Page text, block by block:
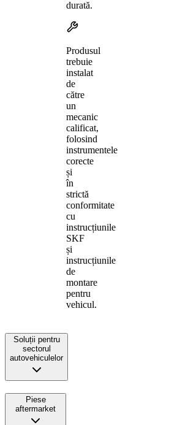
durată.
Produsul
trebuie
instalat
de
către
un
mecanic
calificat,
folosind
instrumentele
corecte
și
în
strictă
conformitate
cu
instrucțiunile
SKF
și
instrucțiunile
de
montare
pentru
vehicul.
Soluții pentru
sectorul
autovehiculelor
Piese
aftermarket